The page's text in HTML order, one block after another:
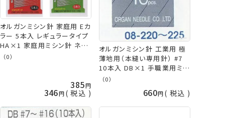
オルガンミシン針 家庭用 Eカ
ラー 5本入 レギュラータイプ
HA×1 家庭用ミシン針 ネコ
ポス可 手芸の山久
（0）
385
346 税込
オルガンミシン針 工業用 極
薄地用（本縫い専用針） #7
10本入 DB×1 手職業用ミシ
ン針 DB-1 ミシン針 オルガ
（0）
660 税込